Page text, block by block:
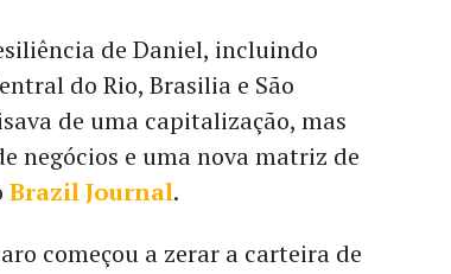
de Daniel, incluindo
do Rio, Brasilia e São
de uma capitalização, mas
negócios e uma nova matriz de
Brazil Journal.
começou a zerar a carteira de